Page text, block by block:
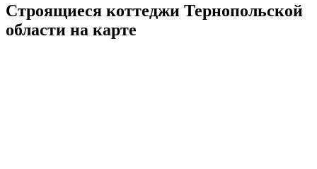
Строящиеся коттеджи Тернопольской
области на карте